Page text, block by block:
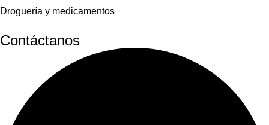
Droguería y medicamentos
Contáctanos